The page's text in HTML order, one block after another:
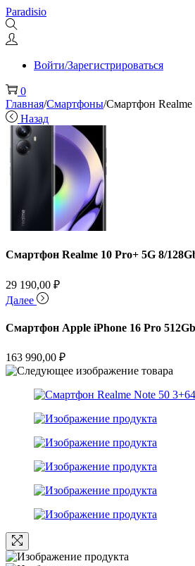
Перейти
к
навигации
Перейти
к
содержимому
Paradisio
Войти/Зарегистрироваться
0
Главная/Смартфоны/Смартфон
Назад
Смартфон Realme 10 Pro+ 5G 8/
29 190,00 ₽
Далее
Смартфон Apple iPhone 16 Pro
163 990,00 ₽